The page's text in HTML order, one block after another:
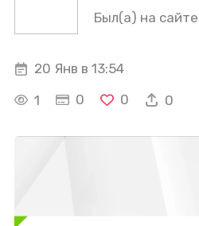
Был(а) на
20 Янв в 13:54
1
0 0 0